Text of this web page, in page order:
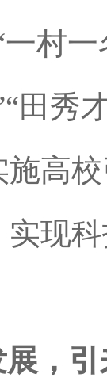
一村
田秀
高
现
，